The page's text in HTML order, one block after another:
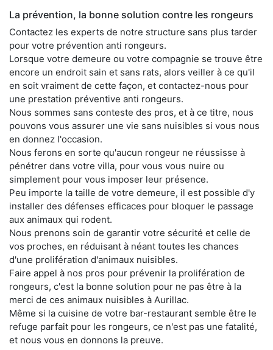
La prévention, la bonne solution contre les rongeurs
Contactez les experts de notre structure sans plus tarder
pour votre prévention anti rongeurs.
Lorsque votre demeure ou votre compagnie se trouve être
encore un endroit sain et sans rats, alors veiller à ce qu'il
en soit vraiment de cette façon, et contactez-nous pour
une prestation préventive anti rongeurs.
Nous sommes sans conteste des pros, et à ce titre, nous
pouvons vous assurer une vie sans nuisibles si vous nous
en donnez l'occasion.
Nous ferons en sorte qu'aucun rongeur ne réussisse à
pénétrer dans votre villa, pour vous vous nuire ou
simplement pour vous imposer leur présence.
Peu importe la taille de votre demeure, il est possible d'y
installer des défenses efficaces pour bloquer le passage
aux animaux qui rodent.
Nous prenons soin de garantir votre sécurité et celle de
vos proches, en réduisant à néant toutes les chances
d'une prolifération d'animaux nuisibles.
Faire appel à nos pros pour prévenir la prolifération de
rongeurs, c'est la bonne solution pour ne pas être à la
merci de ces animaux nuisibles à Aurillac.
Même si la cuisine de votre bar-restaurant semble être le
refuge parfait pour les rongeurs, ce n'est pas une fatalité,
et nous vous en donnons la preuve.